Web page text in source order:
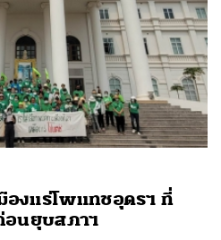
องแร่โพแทชอุดรฯ ที่
อนยุบสภาฯ